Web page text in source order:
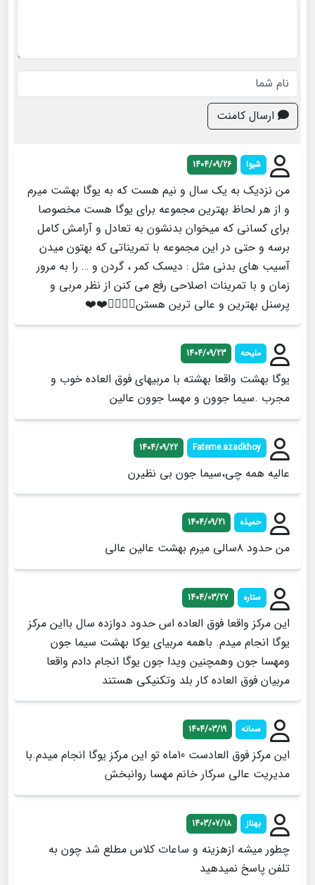
ارسال کامنت
شیوا 1404/09/26
من نزدیک به یک سال و نیم هست که به یوگا بهشت میرم
و از هر لحاظ بهترین مجموعه برای یوگا هست مخصوصا
برای کسانی که میخوان بدنشون به تعادل و آرامش کامل
برسه و حتی در این مجموعه با تمریناتی که بهتون میدن
آسیب های بدنی مثل : دیسک کمر ، گردن و … را به مرور
زمان و با تمرینات اصلاحی رفع می کنن از نظر مربی و
پرسنل بهترین و عالی ترین هستن👌🏻👌🏻❤️❤️
ملیحه 1404/09/23
یوگا بهشت واقعا بهشته با مربیهای فوق العاده خوب و
مجرب .سیما جوون و مهسا جوون عالین
Fateme.azadkhoy
1404/09/22
عالیه همه چی،سیما جون بی نظیرن
حمیذه 1404/09/21
من حدود ۸سالی میرم بهشت عالین عالی
ستاره 1404/03/27
این مرکز واقعا فوق العاده اس حدود دوازده سال بااین مرکز
یوگا انجام میدم. باهمه مربیای یوکا بهشت سیما جون
ومهسا جون وهمچنین ویدا جون یوگا انجام دادم واقعا
مربیان فوق العاده کار بلد وتکنیکی هستند
سمانه 1404/03/19
این مرکز فوق العادست 10ماه تو این مرکز یوگا انجام میدم.با
مدیریت عالی سرکار خانم مهسا روانبخش
بهناز 1403/07/18
چطور میشه ازهزینه و ساعات کلاس مطلع شد چون به
تلفن پاسخ نمیدهید